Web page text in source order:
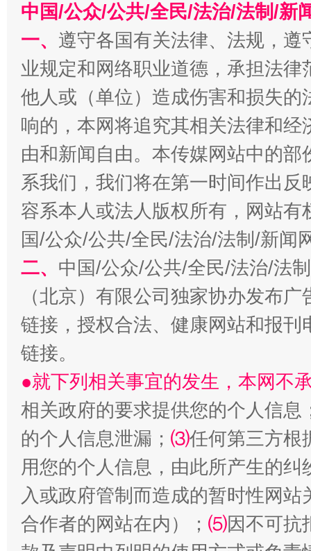
千年窑火 生生不息 一
揭开“小金库”的免责幌子
受贿1.44亿！段成刚被判无期 从幼
中国/公众/公共/全民/法治/法制/新
一、 遵守各国有关法律、法规，
业规定和网络职业道德，承担法
他人或（单位）造成伤害和损失
响的，本网将追究其相关法律和
由和新闻自由。本传媒网站中的
系我们，我们将在第一时间作出
容系本人或法人版权所有，网站
国/公众/公共/全民/法治/法制/新闻
二、 中国/公众/公共/全民/法治/法
（北京）有限公司独家协办发布
链接，授权合法、健康网站和报
链接。
●就下列相关事宜的发生，本网不
相关政府的要求提供您的个人信息
的个人信息泄漏； ⑶任何第三方根
用您的个人信息，由此所产生的纠
入或政府管制而造成的暂时性网
合作者的网站在内）； ⑸因不可抗